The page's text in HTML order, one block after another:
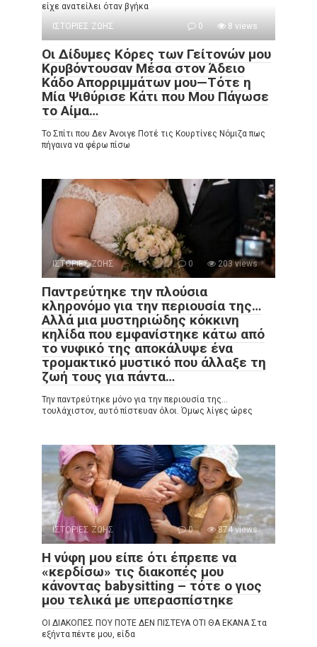
είχε ανατείλει όταν βγήκα
ΙΣΤΟΡΙΕΣ ΖΩΗΣ
0 8 views
Οι Δίδυμες Κόρες των Γείτονών μου
Κρυβόντουσαν Μέσα στον Άδειο
Κάδο Απορριμμάτων μου—Τότε η
Μία Ψιθύρισε Κάτι που Μου Πάγωσε
το Αίμα…
Το Σπίτι που Δεν Άνοιγε Ποτέ τις Κουρτίνες Νόμιζα πως
πήγαινα να φέρω πίσω
ΙΣΤΟΡΙΕΣ ΖΩΗΣ 0 203 views
Παντρεύτηκε την πλούσια
κληρονόμο για την περιουσία της…
Αλλά μια μυστηριώδης κόκκινη
κηλίδα που εμφανίστηκε κάτω από
το νυφικό της αποκάλυψε ένα
τρομακτικό μυστικό που άλλαξε τη
ζωή τους για πάντα…
Την παντρεύτηκε μόνο για την περιουσία της…
τουλάχιστον, αυτό πίστευαν όλοι. Όμως λίγες ώρες
ΙΣΤΟΡΙΕΣ ΖΩΗΣ 0 874 views
Η νύφη μου είπε ότι έπρεπε να
«κερδίσω» τις διακοπές μου
κάνοντας babysitting – τότε ο γιος
μου τελικά με υπερασπίστηκε
ΟΙ ΔΙΑΚΟΠΕΣ ΠΟΥ ΠΟΤΕ ΔΕΝ ΠΙΣΤΕΥΑ ΟΤΙ ΘΑ ΕΚΑΝΑ Στα
εξήντα πέντε μου, είδα